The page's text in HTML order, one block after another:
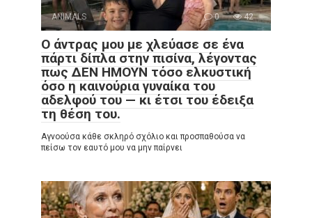
ANIMALS 0 42
Ο άντρας μου με χλεύασε σε ένα
πάρτι δίπλα στην πισίνα, λέγοντας
πως ΔΕΝ ΗΜΟΥΝ τόσο ελκυστική
όσο η καινούρια γυναίκα του
αδελφού του — κι έτσι του έδειξα
τη θέση του.
Αγνοούσα κάθε σκληρό σχόλιο και προσπαθούσα να
πείσω τον εαυτό μου να μην παίρνει